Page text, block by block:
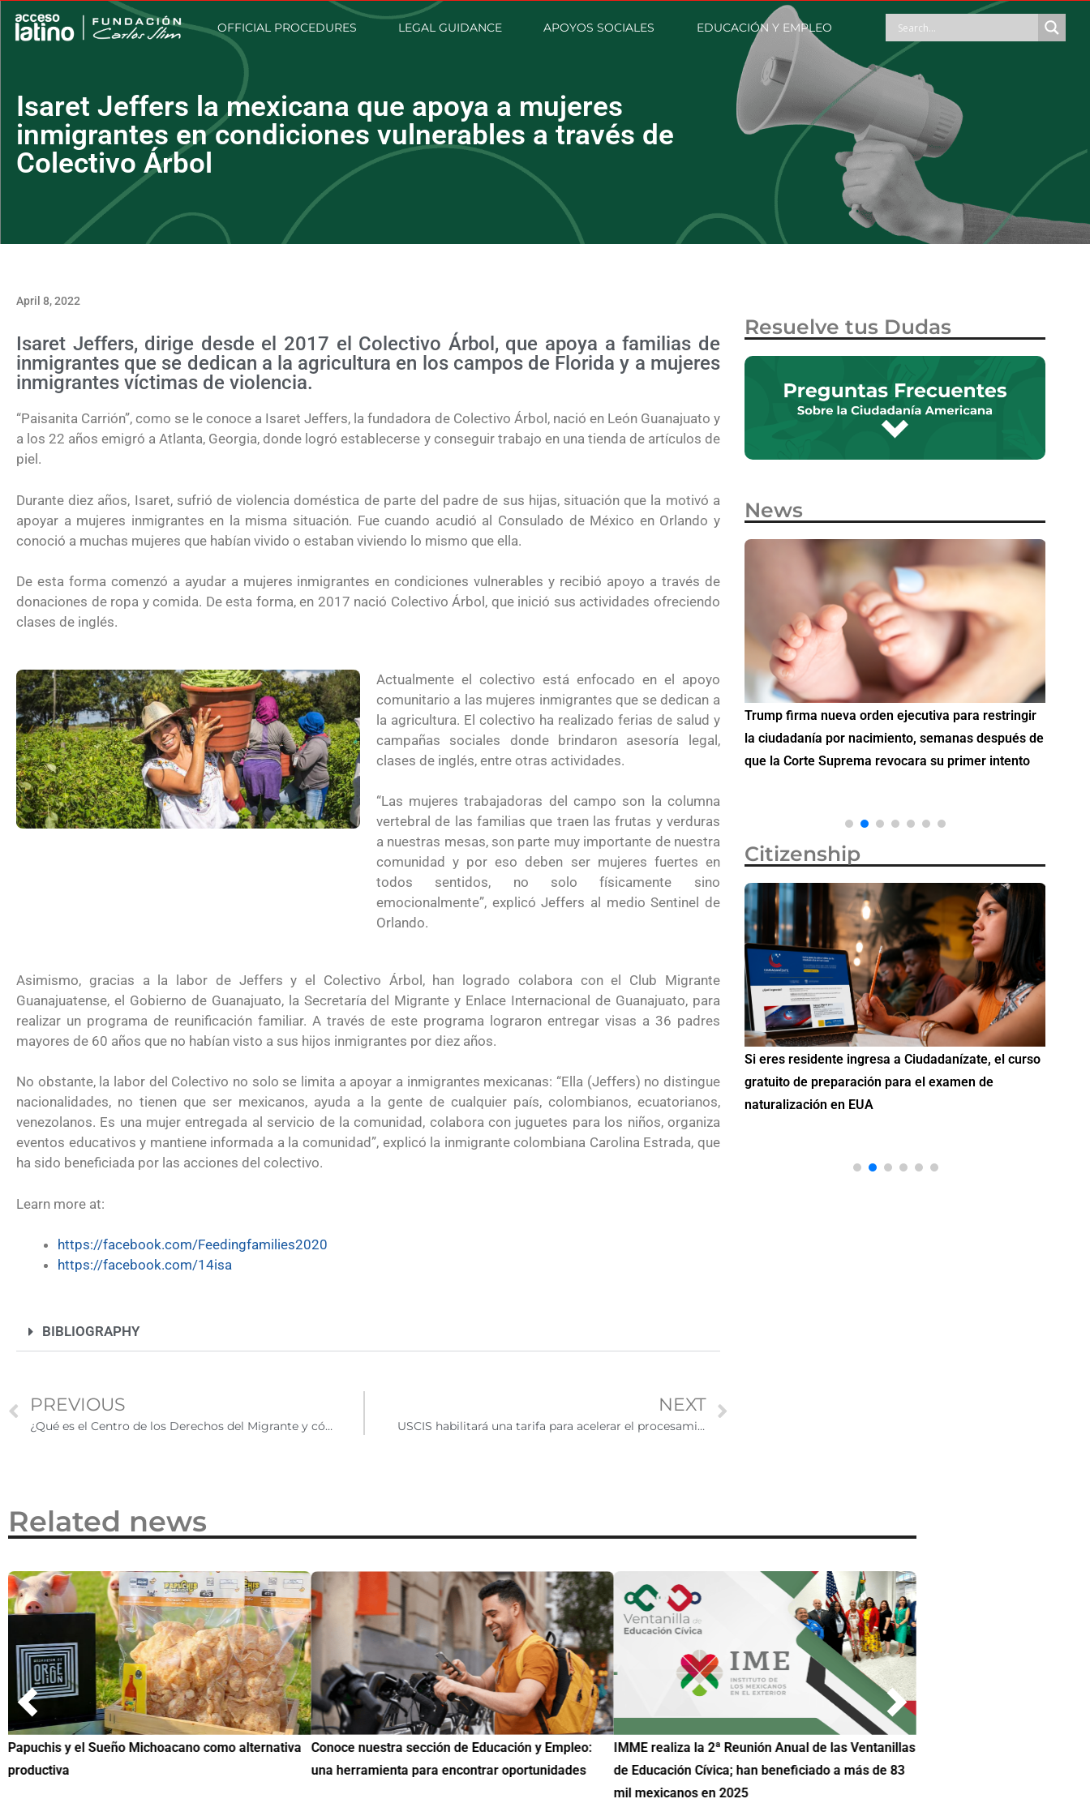
OFFICIAL PROCEDURES LEGAL GUIDANCE APOYOS SOCIALES EDUCACIÓN Y EMPLEO
Isaret Jeffers la mexicana que apoya a mujeres
inmigrantes en condiciones vulnerables a través de
Colectivo Árbol
April 8, 2022
Isaret Jeffers, dirige desde el 2017 el Colectivo Árbol, que apoya a familias de
inmigrantes que se dedican a la agricultura en los campos de Florida y a mujeres
inmigrantes víctimas de violencia.
“Paisanita Carrión”, como se le conoce a Isaret Jeffers, la fundadora de Colectivo Árbol, nació en León Guanajuato y
a los 22 años emigró a Atlanta, Georgia, donde logró establecerse y conseguir trabajo en una tienda de artículos de
piel.
Durante diez años, Isaret, sufrió de violencia doméstica de parte del padre de sus hijas, situación que la motivó a
apoyar a mujeres inmigrantes en la misma situación. Fue cuando acudió al Consulado de México en Orlando y
conoció a muchas mujeres que habían vivido o estaban viviendo lo mismo que ella.
De esta forma comenzó a ayudar a mujeres inmigrantes en condiciones vulnerables y recibió apoyo a través de
donaciones de ropa y comida. De esta forma, en 2017 nació Colectivo Árbol, que inició sus actividades ofreciendo
clases de inglés.
Actualmente el colectivo está enfocado en el apoyo
comunitario a las mujeres inmigrantes que se dedican a
la agricultura. El colectivo ha realizado ferias de salud y
campañas sociales donde brindaron asesoría legal,
clases de inglés, entre otras actividades.
“Las mujeres trabajadoras del campo son la columna
vertebral de las familias que traen las frutas y verduras
a nuestras mesas, son parte muy importante de nuestra
comunidad y por eso deben ser mujeres fuertes en
todos sentidos, no solo físicamente sino
emocionalmente”, explicó Jeffers al medio Sentinel de
Orlando.
Asimismo, gracias a la labor de Jeffers y el Colectivo Árbol, han logrado colabora con el Club Migrante
Guanajuatense, el Gobierno de Guanajuato, la Secretaría del Migrante y Enlace Internacional de Guanajuato, para
realizar un programa de reunificación familiar. A través de este programa lograron entregar visas a 36 padres
mayores de 60 años que no habían visto a sus hijos inmigrantes por diez años.
No obstante, la labor del Colectivo no solo se limita a apoyar a inmigrantes mexicanas: “Ella (Jeffers) no distingue
nacionalidades, no tienen que ser mexicanos, ayuda a la gente de cualquier país, colombianos, ecuatorianos,
venezolanos. Es una mujer entregada al servicio de la comunidad, colabora con juguetes para los niños, organiza
eventos educativos y mantiene informada a la comunidad”, explicó la inmigrante colombiana Carolina Estrada, que
ha sido beneficiada por las acciones del colectivo.
Learn more at:
https://facebook.com/Feedingfamilies2020
https://facebook.com/14isa
BIBLIOGRAPHY
PREVIOUS
¿Qué es el Centro de los Derechos del Migrante y cómo ayuda a los trabajadores migrantes?
NEXT
USCIS habilitará una tarifa para acelerar el procesamiento de solicitudes
Resuelve tus Dudas
News
¿Cómo inscribirse a Jóvenes Construyendo el
Futuro para capacitarse al regresar a México?
Conoce los cursos de construcción en Capacítate
para el Empleo
Trump firma nueva orden ejecutiva para restringir
la ciudadanía por nacimiento, semanas después de
que la Corte Suprema revocara su primer intento
Citizenship
para la ciudadanía estadounidense en primavera
2026
para el examen de naturalización en EUA
Si eres residente ingresa a Ciudadanízate, el curso
gratuito de preparación para el examen de
naturalización en EUA
Related news
Papuchis y el Sueño Michoacano como alternativa
productiva
Conoce nuestra sección de Educación y Empleo:
una herramienta para encontrar oportunidades
IMME realiza la 2ª Reunión Anual de las Ventanillas
de Educación Cívica; han beneficiado a más de 83
mil mexicanos en 2025